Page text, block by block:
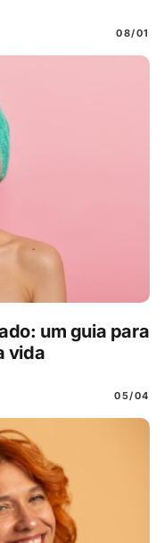
08/01
um guia para
vida
05/04